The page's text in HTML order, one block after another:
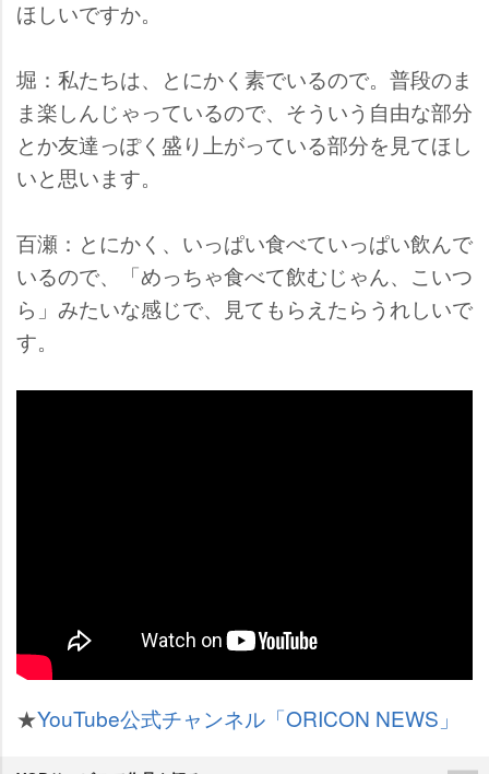
ほしいですか。
堀：私たちは、とにかく素でいるので。普段のま
ま楽しんじゃっているので、そういう自由な部分
とか友達っぽく盛り上がっている部分を見てほし
いと思います。
百瀬：とにかく、いっぱい食べていっぱい飲んで
いるので、「めっちゃ食べて飲むじゃん、こいつ
ら」みたいな感じで、見てもらえたらうれしいで
す。
★YouTube公式チャンネル「ORICON NEWS」